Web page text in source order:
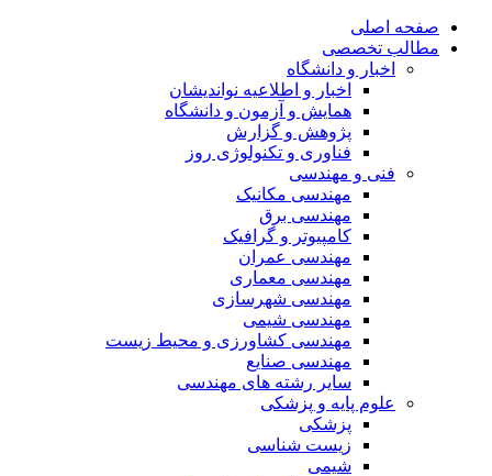
صفحه اصلی
مطالب تخصصی
اخبار و دانشگاه
اخبار و اطلاعیه نواندیشان
همایش و آزمون و دانشگاه
پژوهش و گزارش
فناوری و تکنولوژی روز
فنی و مهندسی
مهندسی مکانیک
مهندسی برق
کامپیوتر و گرافیک
مهندسی عمران
مهندسی معماری
مهندسی شهرسازی
مهندسی شیمی
مهندسی کشاورزی و محیط زیست
مهندسی صنایع
سایر رشته های مهندسی
علوم پایه و پزشکی
پزشکی
زیست شناسی
شیمی